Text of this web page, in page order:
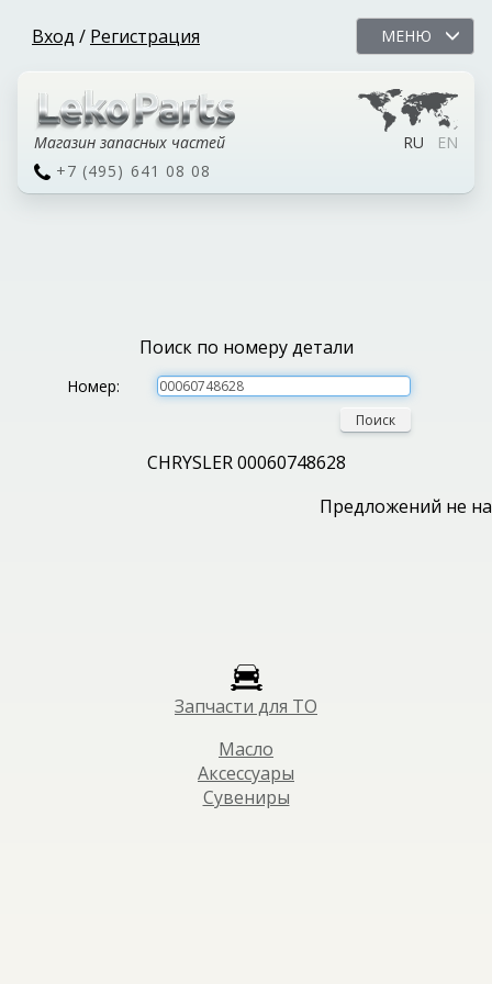
Вход / Регистрация МЕНЮ
Магазин запасных частей RU
EN
+7 (495) 641 08 08
Поиск по номеру детали
Номер:
Поиск
CHRYSLER 00060748628
Предложений не
Запчасти для ТО
Масло
Аксессуары
Сувениры